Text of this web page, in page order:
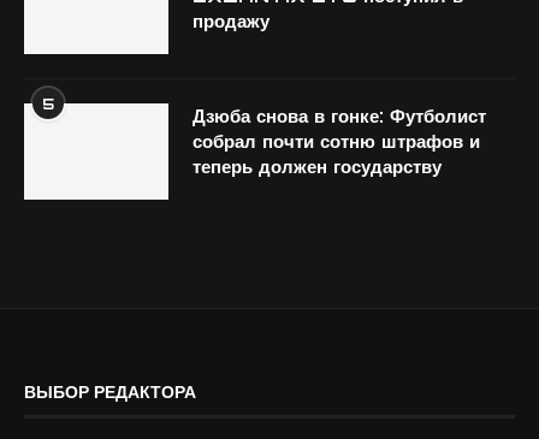
продажу
5
Дзюба снова в гонке: Футболист
собрал почти сотню штрафов и
теперь должен государству
ВЫБОР РЕДАКТОРА